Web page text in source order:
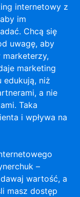
internetowy z
im
Chcą się
uwagę, aby
marketing
edukują, niż
a nie
Taka
i wpływa na
–
wartość, a
masz dostęp